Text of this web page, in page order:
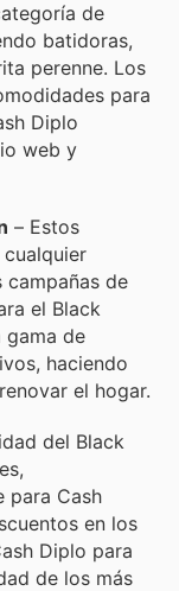
de
batidoras,
perenne. Los
para
Diplo
web y
– Estos
campañas de
el Black
gama de
haciendo
el hogar.
del Black
para Cash
en los
Diplo para
de los más